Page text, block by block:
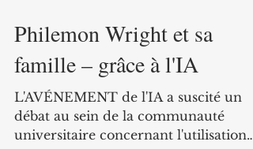
5 days ago 2 min read
Philemon Wright et sa
famille – grâce à l'IA